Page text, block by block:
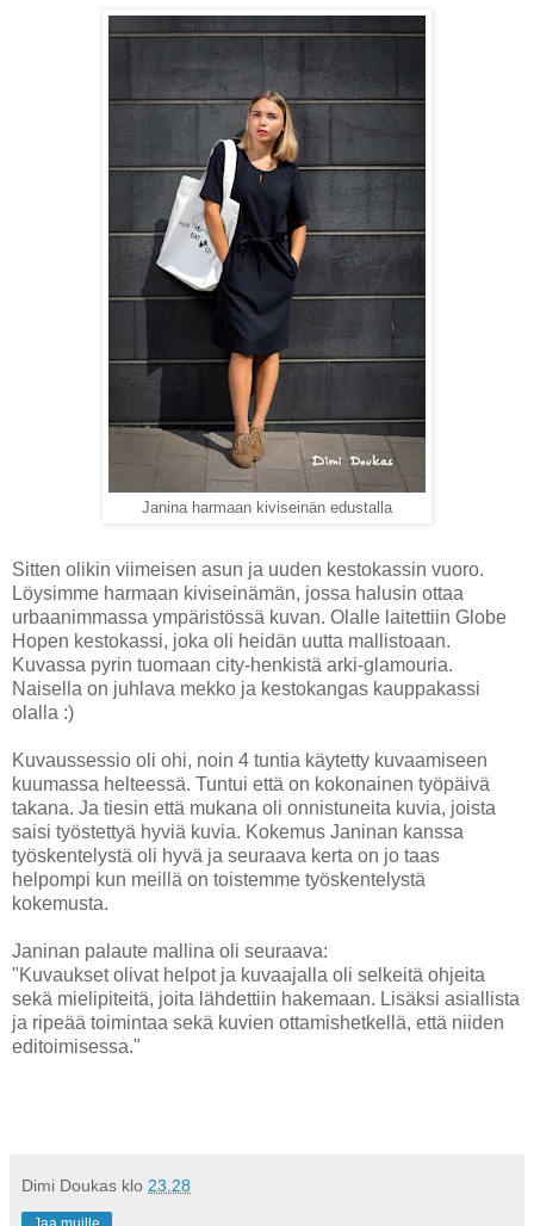
Janina harmaan kiviseinän edustalla
Sitten olikin viimeisen asun ja uuden kestokassin vuoro.
Löysimme harmaan kiviseinämän, jossa halusin ottaa
urbaanimmassa ympäristössä kuvan. Olalle laitettiin Globe
Hopen kestokassi, joka oli heidän uutta mallistoaan.
Kuvassa pyrin tuomaan city-henkistä arki-glamouria.
Naisella on juhlava mekko ja kestokangas kauppakassi
olalla :)
Kuvaussessio oli ohi, noin 4 tuntia käytetty kuvaamiseen
kuumassa helteessä. Tuntui että on kokonainen työpäivä
takana. Ja tiesin että mukana oli onnistuneita kuvia, joista
saisi työstettyä hyviä kuvia. Kokemus Janinan kanssa
työskentelystä oli hyvä ja seuraava kerta on jo taas
helpompi kun meillä on toistemme työskentelystä
kokemusta.
Janinan palaute mallina oli seuraava:
"Kuvaukset olivat helpot ja kuvaajalla oli selkeitä ohjeita
sekä mielipiteitä, joita lähdettiin hakemaan. Lisäksi asiallista
ja ripeää toimintaa sekä kuvien ottamishetkellä, että niiden
editoimisessa."
Dimi Doukas klo 23.28